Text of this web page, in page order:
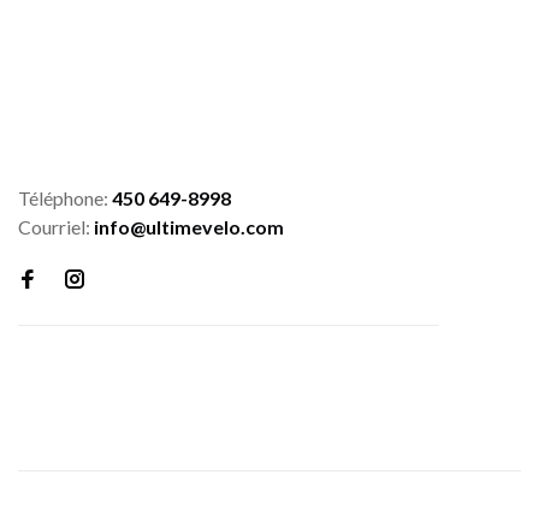
Téléphone: 450 649-8998
Courriel: info@ultimevelo.com